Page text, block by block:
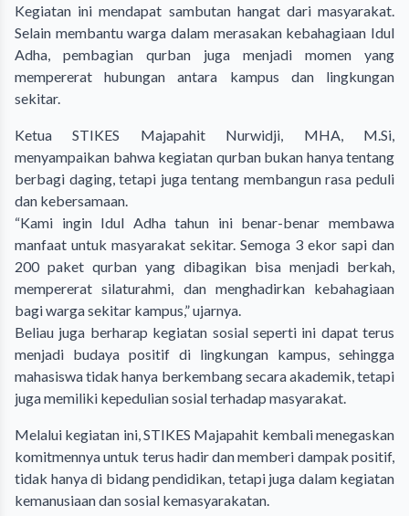
Kegiatan ini mendapat sambutan hangat dari masyarakat.
Selain membantu warga dalam merasakan kebahagiaan Idul
Adha, pembagian qurban juga menjadi momen yang
mempererat hubungan antara kampus dan lingkungan
sekitar.
Ketua STIKES Majapahit Nurwidji, MHA, M.Si,
menyampaikan bahwa kegiatan qurban bukan hanya tentang
berbagi daging, tetapi juga tentang membangun rasa peduli
dan kebersamaan.
“Kami ingin Idul Adha tahun ini benar-benar membawa
manfaat untuk masyarakat sekitar. Semoga 3 ekor sapi dan
200 paket qurban yang dibagikan bisa menjadi berkah,
mempererat silaturahmi, dan menghadirkan kebahagiaan
bagi warga sekitar kampus,” ujarnya.
Beliau juga berharap kegiatan sosial seperti ini dapat terus
menjadi budaya positif di lingkungan kampus, sehingga
mahasiswa tidak hanya berkembang secara akademik, tetapi
juga memiliki kepedulian sosial terhadap masyarakat.
Melalui kegiatan ini, STIKES Majapahit kembali menegaskan
komitmennya untuk terus hadir dan memberi dampak positif,
tidak hanya di bidang pendidikan, tetapi juga dalam kegiatan
kemanusiaan dan sosial kemasyarakatan.